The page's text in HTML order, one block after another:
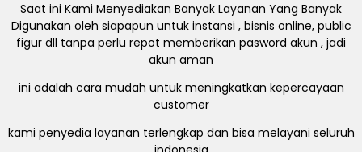
Saat ini Kami Menyediakan Banyak Layanan Yang Banyak
Digunakan oleh siapapun untuk instansi , bisnis online, public
figur dll tanpa perlu repot memberikan pasword akun , jadi
akun aman
ini adalah cara mudah untuk meningkatkan kepercayaan
customer
kami penyedia layanan terlengkap dan bisa melayani seluruh